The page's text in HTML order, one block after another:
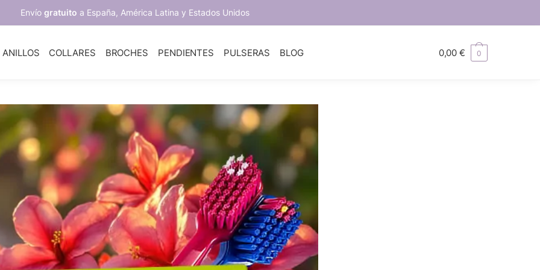
Envío gratuito a España, América Latina y Estados Unidos
ANILLOS COLLARES BROCHES PENDIENTES PULSERAS BLOG 0,00€ 0